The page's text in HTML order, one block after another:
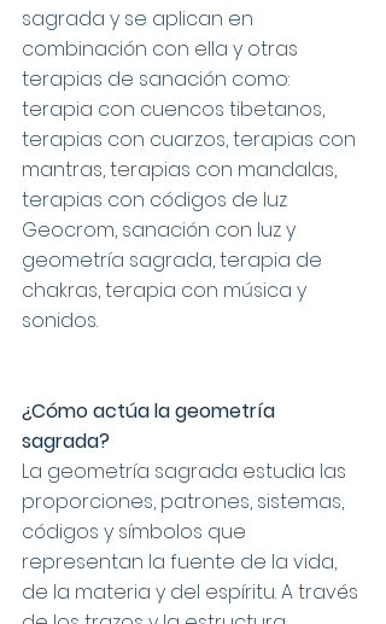
sagrada y se aplican en
combinación con ella y otras
terapias de sanación como:
terapia con cuencos tibetanos,
terapias con cuarzos, terapias con
mantras, terapias con mandalas,
terapias con códigos de luz
Geocrom, sanación con luz y
geometría sagrada, terapia de
chakras, terapia con música y
sonidos.
¿­Cómo actúa la geometría
sagrada?
La geometría sagrada estudia las
proporciones, patrones, sistemas,
códigos y símbolos que
representan la fuente de la vida,
de la materia y del espíritu. A través